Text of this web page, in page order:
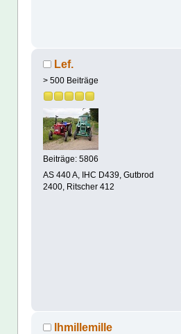
Lef.
> 500 Beiträge
Beiträge: 5806
AS 440 A, IHC D439, Gutbrod
2400, Ritscher 412
lhmillemille